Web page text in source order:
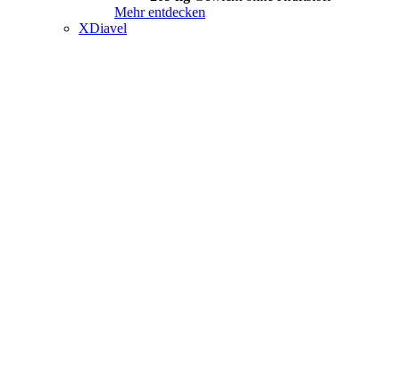
Mehr entdecken
XDiavel